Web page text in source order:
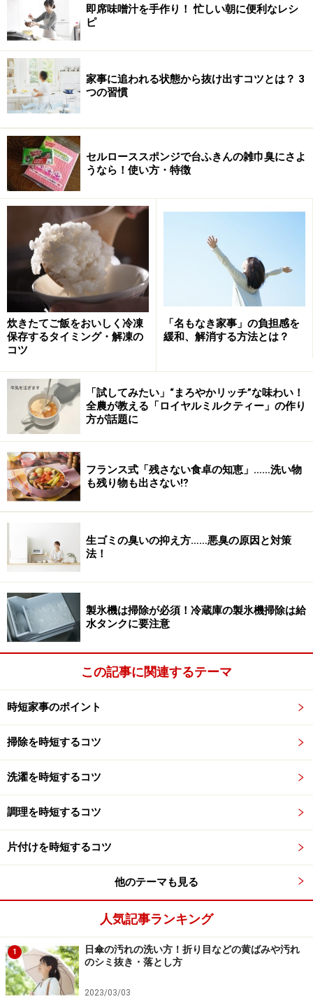
日々の汚れとりはクルクル、ピッ！
日々とびちる汚れは、ねり歯磨きや洗顔フォームなど。
水滴に粘性の成分が混ざったものです。
に流れかけている感じ。だから拭くときは、
らクルクルクルッと輪を描くように汚れの中心へ向かっ
て拭き、ピッと離し
ます。これが汚れとりの最短コー
ス。汚れてすぐなら、力を入れなくてもとれます。
仕上げはなるべく乾いた布（タオル）でサーっと拭きま
す。ピッ！の段階で筋が残っていても、サーッで力をこ
めればきれいになります。
さて、次ページでは最短の作業でピカッとクリアな鏡に
する「拭き」「磨き」のテクニックをご紹介します！＞
＞次ページ
※記事内容は執筆時点のものです。最新の内容をご確認くださ
い。
1/2 次のページへ
即席味噌汁を手作り！ 忙しい朝に便利なレシ
ピ
家事に追われる状態から抜け出すコツとは？ 3
つの習慣
セルローススポンジで台ふきんの雑巾臭にさよ
うなら！使い方・特徴
炊きたてご飯をおいしく冷凍
保存するタイミング・解凍の
コツ
「名もなき家事」の負担感を
緩和、解消する方法とは？
「試してみたい」“まろやかリッチ”な味わい！
全農が教える「ロイヤルミルクティー」の作り
方が話題に
フランス式「残さない食卓の知恵」……洗い物
も残り物も出さない⁉
生ゴミの臭いの抑え方……悪臭の原因と対策
法！
製氷機は掃除が必須！冷蔵庫の製氷機掃除は給
水タンクに要注意
この記事に関連するテーマ
時短家事のポイント
掃除を時短するコツ
洗濯を時短するコツ
調理を時短するコツ
片付けを時短するコツ
他のテーマも見る
人気記事ランキング
1
日傘の汚れの洗い方！折り目などの黄ばみや汚れ
のシミ抜き・落とし方
2023/03/03